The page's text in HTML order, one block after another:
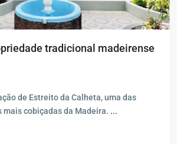
tradicional madeirense
de Estreito da Calheta, uma das
mais cobiçadas da Madeira. ...